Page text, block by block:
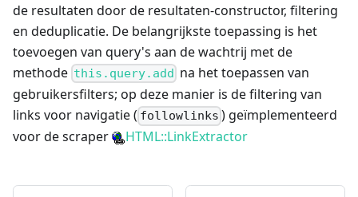
de resultaten door de resultaten-constructor, filtering
en deduplicatie. De belangrijkste toepassing is het
toevoegen van query's aan de wachtrij met de
methode this.query.add na het toepassen van
gebruikersfilters; op deze manier is de filtering van
links voor navigatie ( followlinks ) geïmplementeerd
voor de scraper
HTML::LinkExtractor